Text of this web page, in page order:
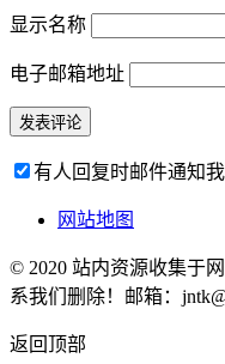
显示名称
电子邮箱地址
有人回复时邮件通知我
网站地图
© 2020 站内资源收集于
系我们删除！邮箱：
返回顶部